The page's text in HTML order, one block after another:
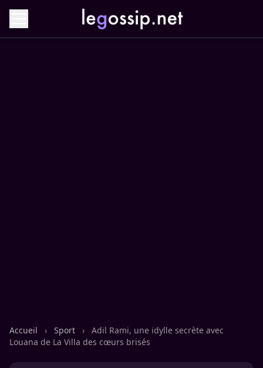
Accueil › Sport ›
Adil Rami, une idylle secrète avec
Louana de La Villa des cœurs brisés